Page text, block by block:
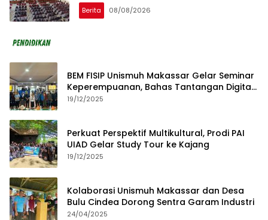
Berita 08/08/2026
BEM FISIP Unismuh Makassar Gelar Seminar
Keperempuanan, Bahas Tantangan Digital
dan Budaya Lokal
19/12/2025
Perkuat Perspektif Multikultural, Prodi PAI
UIAD Gelar Study Tour ke Kajang
19/12/2025
Kolaborasi Unismuh Makassar dan Desa
Bulu Cindea Dorong Sentra Garam Industri
24/04/2025